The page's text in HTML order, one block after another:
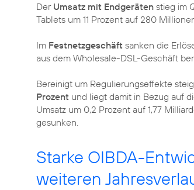
Der Umsatz mit Endgeräten stieg im
Tablets um 11 Prozent auf 280
Im Festnetzgeschäft sanken die
aus dem Wholesale-DSL-Geschäft
Bereinigt um Regulierungseffekte
Prozent und liegt damit in Bezug auf
Umsatz um 0,2 Prozent auf 1,77
gesunken.
Starke OIBDA-
weiteren